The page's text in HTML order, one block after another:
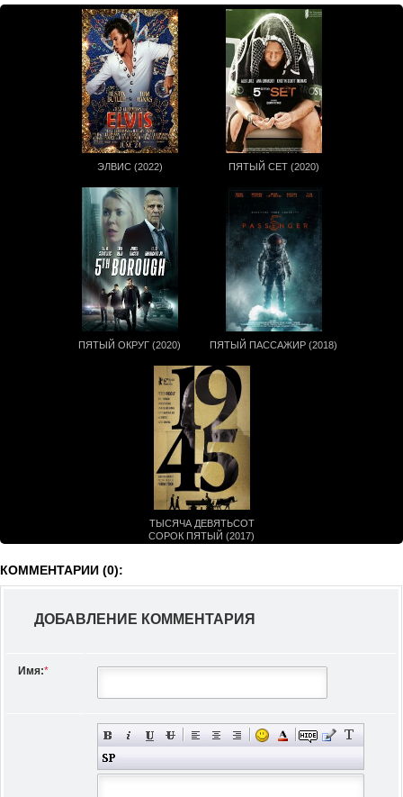
ЭЛВИС (2022) ПЯТЫЙ СЕТ (2020)
ПЯТЫЙ ОКРУГ (2020) ПЯТЫЙ ПАССАЖИР (2018)
ТЫСЯЧА ДЕВЯТЬСОТ
СОРОК ПЯТЫЙ (2017)
КОММЕНТАРИИ (0):
ДОБАВЛЕНИЕ КОММЕНТАРИЯ
Имя:*